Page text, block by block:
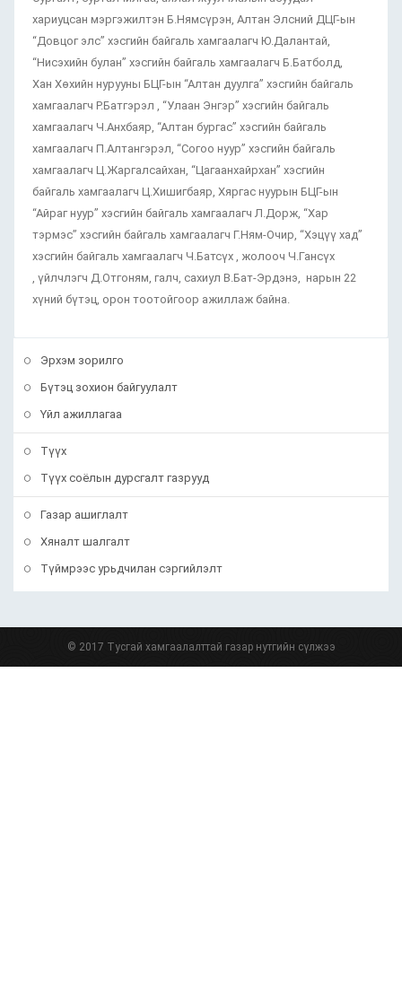
хариуцсан мэргэжилтэн Б.Нямсүрэн, Алтан Элсний ДЦГ-ын
“Довцог элс” хэсгийн байгаль хамгаалагч Ю.Далантай,
“Нисэхийн булан” хэсгийн байгаль хамгаалагч Б.Батболд,
Хан Хөхийн нурууны БЦГ-ын “Алтан дуулга” хэсгийн байгаль
хамгаалагч Р.Батгэрэл , “Улаан Энгэр” хэсгийн байгаль
хамгаалагч Ч.Анхбаяр, “Алтан бургас” хэсгийн байгаль
хамгаалагч П.Алтангэрэл, “Согоо нуур” хэсгийн байгаль
хамгаалагч Ц.Жаргалсайхан, “Цагаанхайрхан” хэсгийн
байгаль хамгаалагч Ц.Хишигбаяр, Хяргас нуурын БЦГ-ын
“Айраг нуур” хэсгийн байгаль хамгаалагч Л.Дорж, “Хар
тэрмэс” хэсгийн байгаль хамгаалагч Г.Ням-Очир, “Хэцүү хад”
хэсгийн байгаль хамгаалагч Ч.Батсүх , жолооч Ч.Гансүх
, үйлчлэгч Д.Отгоням, галч, сахиул В.Бат-Эрдэнэ, нарын 22
хүний бүтэц, орон тоотойгоор ажиллаж байна.
Эрхэм зорилго
Бүтэц зохион байгуулалт
Үйл ажиллагаа
Түүх
Түүх соёлын дурсгалт газрууд
Газар ашиглалт
Хяналт шалгалт
Түймрээс урьдчилан сэргийлэлт
© 2017 Тусгай хамгаалалттай газар нутгийн сүлжээ